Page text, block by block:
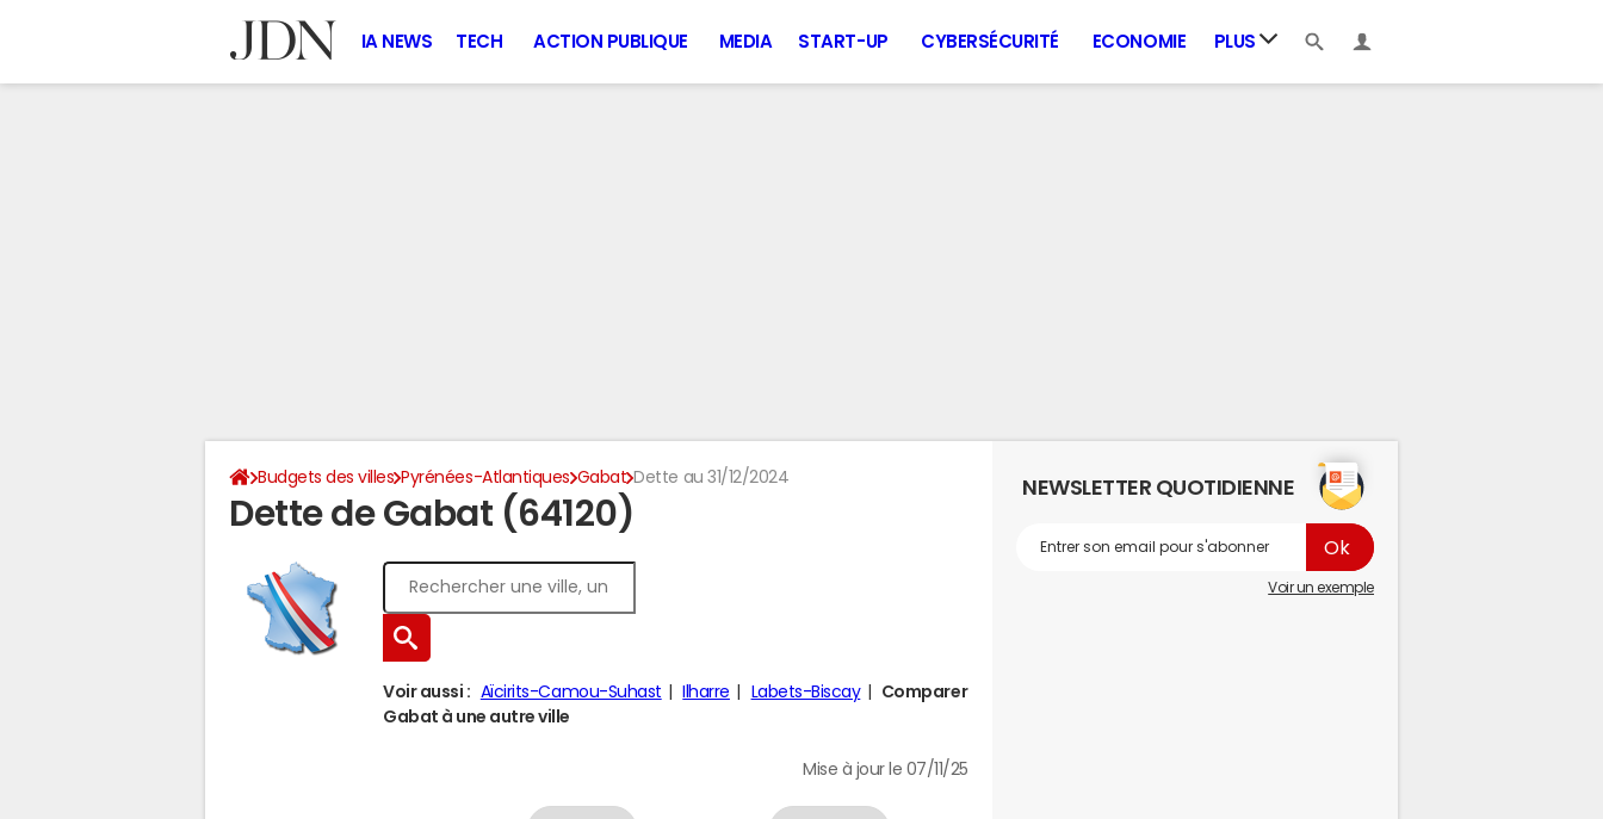
IA NEWS TECH ACTION PUBLIQUE MEDIA START-UP CYBERSÉCURITÉ ECONOMIE PLUS
Budgets des villes Pyrénées-Atlantiques Gabat Dette au 31/12/2024
Dette de Gabat (64120)
Voir aussi : Aïcirits-Camou-Suhast Ilharre Labets-Biscay
Comparer
Gabat à une autre ville
Mise à jour le 07/11/25
NEWSLETTER QUOTIDIENNE
Voir un exemple